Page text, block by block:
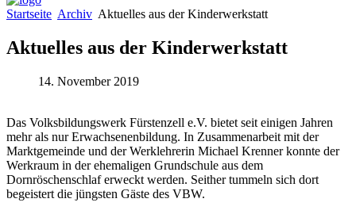
Startseite Archiv Aktuelles aus der Kinderwerkstatt
Aktuelles aus der Kinderwerkstatt
14. November 2019
Das Volksbildungswerk Fürstenzell e.V. bietet seit einigen Jahren
mehr als nur Erwachsenenbildung. In Zusammenarbeit mit der
Marktgemeinde und der Werklehrerin Michael Krenner konnte der
Werkraum in der ehemaligen Grundschule aus dem
Dornröschenschlaf erweckt werden. Seither tummeln sich dort
begeistert die jüngsten Gäste des VBW.